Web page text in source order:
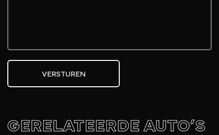
VERSTUREN
GERELATEERDE AUTO’S